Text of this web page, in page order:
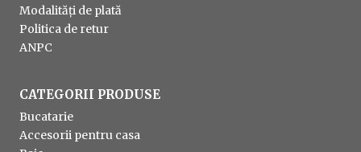
Modalități de plată
Politica de retur
ANPC
CATEGORII PRODUSE
Bucatarie
Accesorii pentru casa